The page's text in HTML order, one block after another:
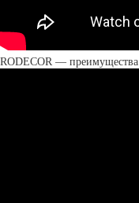
RODECOR — преимущества